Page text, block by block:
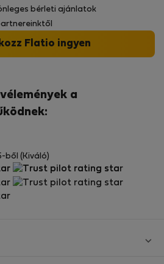
a
ből (Kiváló)
bérleti ajánlatok
Flatio ingyen